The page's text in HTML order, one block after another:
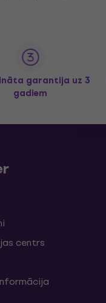
garantija uz 3
gadiem
centrs